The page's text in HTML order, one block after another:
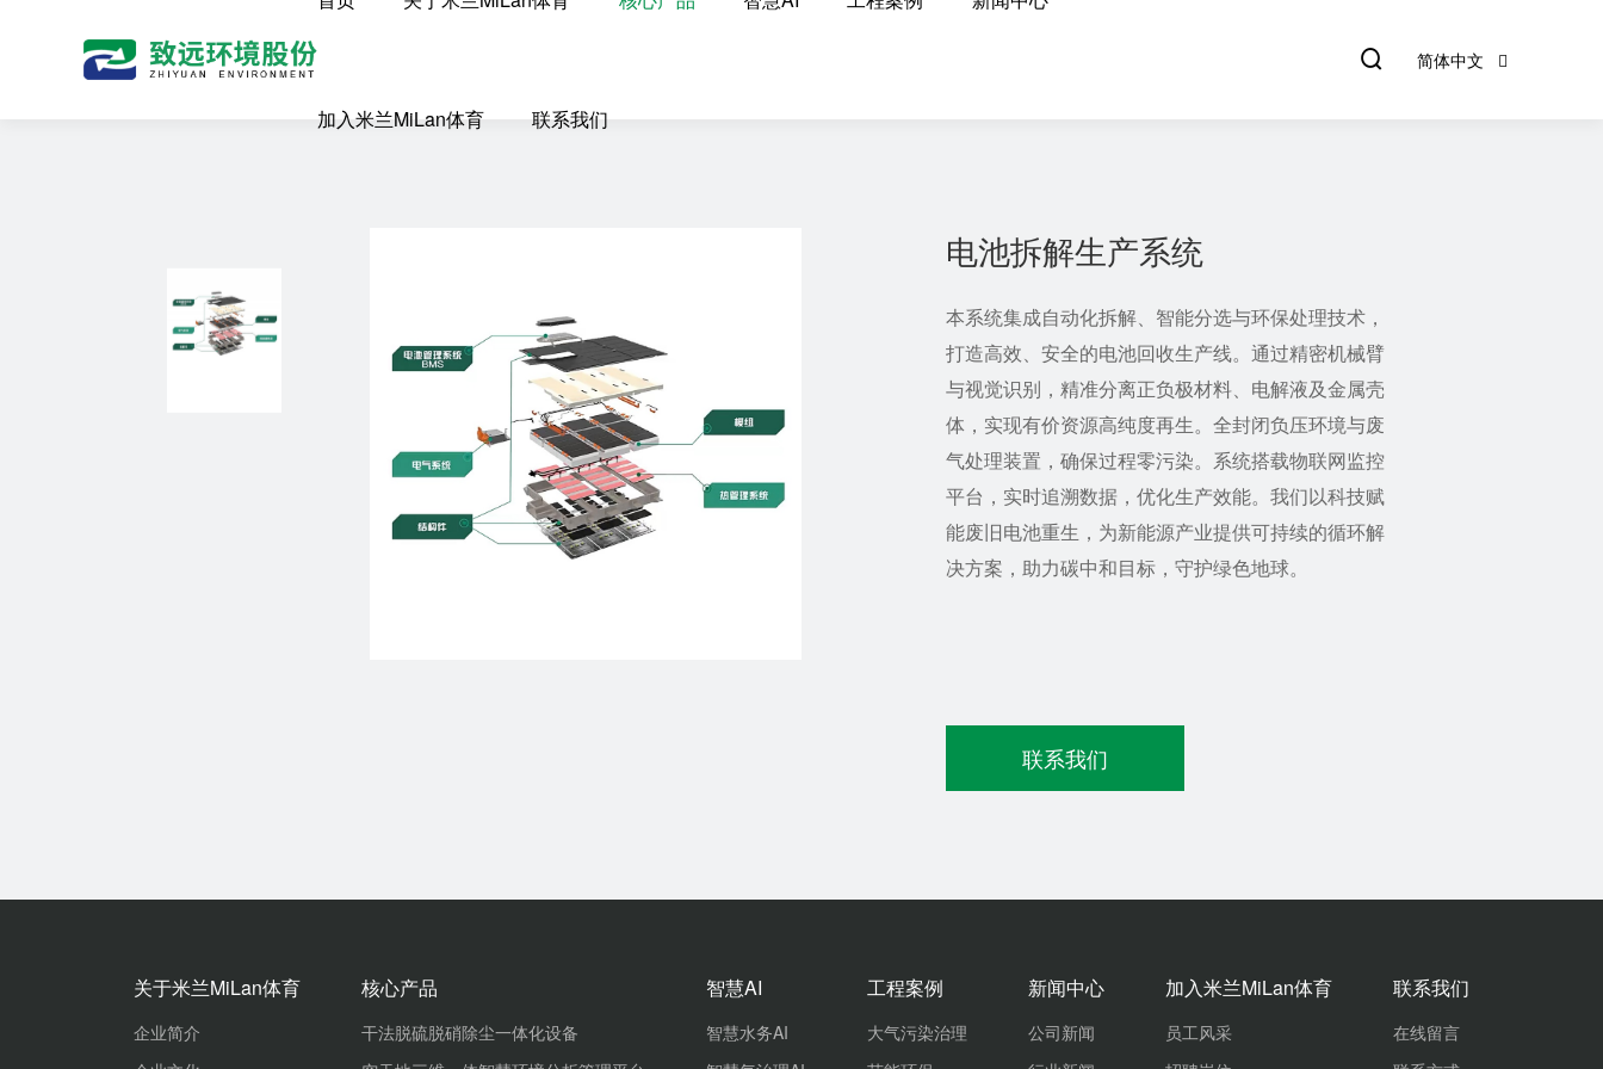
加入米兰MiLan体育 联系我们
 简体中文
电池拆解生产系统
本系统集成自动化拆解、智能分选与环保处理技术，
打造高效、安全的电池回收生产线。通过精密机械臂
与视觉识别，精准分离正负极材料、电解液及金属壳
体，实现有价资源高纯度再生。全封闭负压环境与废
气处理装置，确保过程零污染。系统搭载物联网监控
平台，实时追溯数据，优化生产效能。我们以科技赋
能废旧电池重生，为新能源产业提供可持续的循环解
决方案，助力碳中和目标，守护绿色地球。
联系我们
关于米兰MiLan体育
企业简介
核心产品
干法脱硫脱硝除尘一体化设备
智慧AI
智慧水务AI
工程案例
大气污染治理
新闻中心
公司新闻
加入米兰MiLan体育
员工风采
联系我们
在线留言